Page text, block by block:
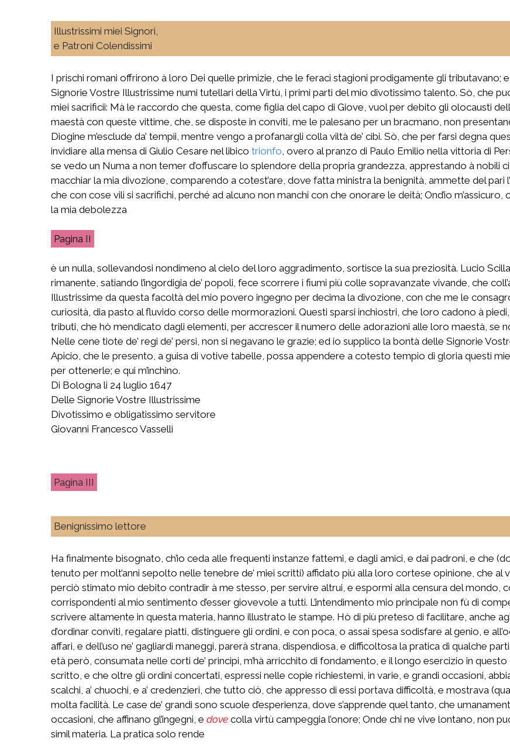
Illustrissimi miei Signori,
e Patroni Colendissimi
I prischi romani offrirono à loro Dei quelle primizie, che le feraci stagioni prodigamente gli
Signorie Vostre Illustrissime numi tutellari della Virtù, i primi parti del mio divotissimo talento. Sò, che
miei sacrificii: Mà le raccordo che questa, come figlia del capo di Giove, vuol per debito gli olocausti
maestà con queste vittime, che, se disposte in conviti, me le palesano per un bracmano, non
Diogine m’esclude da’ tempii, mentre vengo a profanargli colla viltà de’ cibi. Sò, che per farsi degna
invidiare alla mensa di Giulio Cesare nel libico trionfo , overo al pranzo di Paulo Emilio nella vittoria di
se vedo un Numa a non temer d’offuscare lo splendore della propria grandezza, apprestando à nobili
macchiar la mia divozione, comparendo a cotest’are, dove fatta ministra la benignità, ammette del pari
che con cose vili si sacrifichi, perché ad alcuno non manchi con che onorare le deità; Ond’io
la mia debolezza
II
è un nulla, sollevandosi nondimeno al cielo del loro aggradimento, sortisce la sua preziosità. Lucio
rimanente, satiando l’ingordigia de’ popoli, fece scorrere i fiumi più colle sopravanzate vivande, che
Illustrissime da questa facoltà del mio povero ingegno per decima la divozione, con che me le
curiosità, dia pasto al fluvido corso delle mormorazioni. Questi sparsi inchiostri, che loro cadono à piedi,
tributi, che hò mendicato dagli elementi, per accrescer il numero delle adorazioni alle loro maestà, se
Nelle cene tiote de’ regi de’ persi, non si negavano le grazie; ed io supplico la bontà delle Signorie
Apicio, che le presento, a guisa di votive tabelle, possa appendere a cotesto tempio di gloria questi
per ottenerle; e qui m’inchino.
Di Bologna li 24 luglio 1647
Delle Signorie Vostre Illustrissime
Divotissimo e obligatissimo servitore
Giovanni Francesco Vasselli
III
Benignissimo lettore
Ha finalmente bisognato, ch’io ceda alle frequenti instanze fattemi, e dagli amici, e dai padroni, e che
tenuto per molt’anni sepolto nelle tenebre de’ miei scritti) affidato più alla loro cortese opinione, che
perciò stimato mio debito contradir à me stesso, per servire altrui, e espormi alla censura del mondo,
corrispondenti al mio sentimento d’esser giovevole a tutti. L’intendimento mio principale non fù di
scrivere altamente in questa materia, hanno illustrato le stampe. Hò di più preteso di facilitare, anche
d’ordinar conviti, regalare piatti, distinguere gli ordini, e con poca, o assai spesa sodisfare al genio, e
affari, e dell’uso ne’ gagliardi maneggi, parerà strana, dispendiosa, e difficoltosa la pratica di qualche
età però, consumata nelle corti de’ principi, m’hà arricchito di fondamento, e il longo esercizio in
scritto, e che oltre gli ordini concertati, espressi nelle copie richiestemi, in varie, e grandi occasioni,
scalchi, a’ chuochi, e a’ credenzieri, che tutto ciò, che appresso di essi portava difficoltà, e mostrava
molta facilità. Le case de’ grandi sono scuole d’esperienza, dove s’apprende quel tanto, che
occasioni, che affinano gl’ingegni, e dove colla virtù campeggia l’onore; Onde chi ne vive lontano, non
simil materia. La pratica solo rende